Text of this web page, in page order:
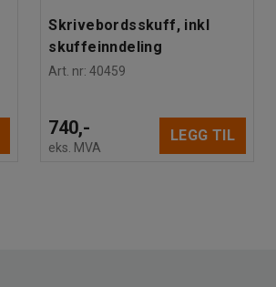
Skrivebordsskuff, inkl
skuffeinndeling
Art. nr:40459
740,-
eks. MVA
LEGG TIL